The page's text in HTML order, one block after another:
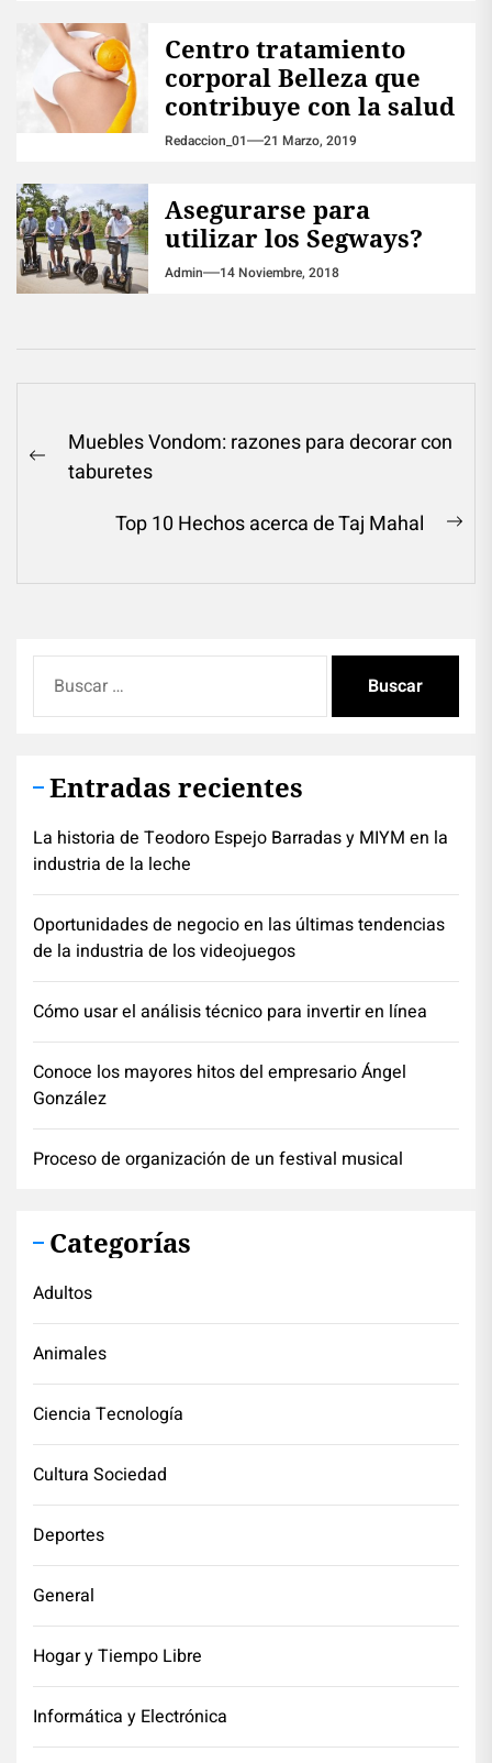
Centro tratamiento
corporal Belleza que
contribuye con la salud
Redaccion_01 21 Marzo, 2019
Asegurarse para
utilizar los Segways?
Admin 14 Noviembre, 2018
Navegación
de
Previous
Muebles Vondom: razones para decorar con
taburetes
Top 10 Hechos acerca de Taj Mahal
Entradas recientes
La historia de Teodoro Espejo Barradas y MIYM en la
industria de la leche
Oportunidades de negocio en las últimas tendencias
de la industria de los videojuegos
Cómo usar el análisis técnico para invertir en línea
Conoce los mayores hitos del empresario Ángel
González
Proceso de organización de un festival musical
Categorías
Adultos
Animales
Ciencia Tecnología
Cultura Sociedad
Deportes
General
Hogar y Tiempo Libre
Informática y Electrónica